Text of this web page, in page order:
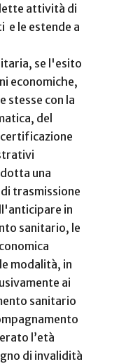
attività di
e le estende a
se l'esito
economiche,
stesse con la
del
una
trasmissione
in
sanitario, le
modalità, in
ai
sanitario
l’età
di invalidità